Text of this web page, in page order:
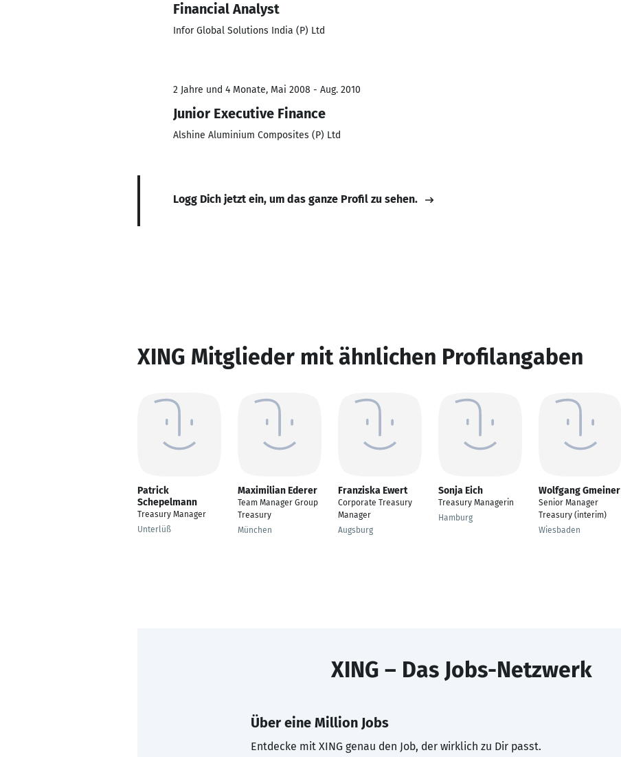
Financial Analyst
Infor Global Solutions India (P) Ltd
2 Jahre und 4 Monate, Mai 2008 - Aug. 2010
Junior Executive Finance
Alshine Aluminium Composites (P) Ltd
Logg Dich jetzt ein, um das ganze Profil zu sehen.
XING Mitglieder mit ähnlichen Profilangaben
Patrick
Schepelmann
Treasury Manager
Unterlüß
Maximilian Ederer
Team Manager Group
Treasury
München
Franziska Ewert
Corporate Treasury
Manager
Augsburg
Sonja Eich
Treasury Managerin
Hamburg
Wolfgang Gmeiner
Senior Manager
Treasury (interim)
Wiesbaden
XING – Das Jobs-Netzwerk
Über eine Million Jobs
Entdecke mit XING genau den Job, der wirklich zu Dir passt.